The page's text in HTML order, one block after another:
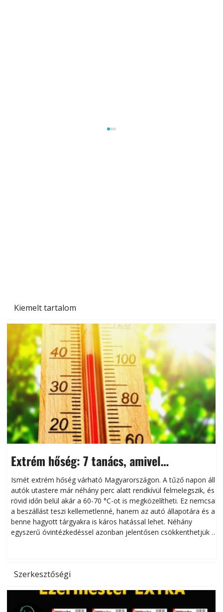
Kiemelt tartalom
Extrém hőség: 7 tanács, amivel
megóvhatjuk autónkat a nyári károktól
Ismét extrém hőség várható Magyarországon. A tűző napon álló
autók utastere már néhány perc alatt rendkívül felmelegszik, és
rövid időn belül akár a 60-70 °C-ot is megközelítheti. Ez nemcsak
a beszállást teszi kellemetlenné, hanem az autó állapotára és a
benne hagyott tárgyakra is káros hatással lehet. Néhány
egyszerű óvintézkedéssel azonban jelentősen csökkenthetjük a
Szerkesztőségi